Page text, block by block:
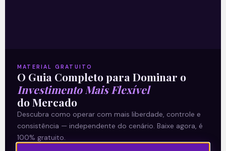
04/10/2021
MATERIAL GRATUITO
O Guia Completo para Dominar o
Investimento Mais Flexível
do Mercado
Descubra como operar com mais liberdade, controle e
consistência — independente do cenário. Baixe agora, é
100% gratuito.